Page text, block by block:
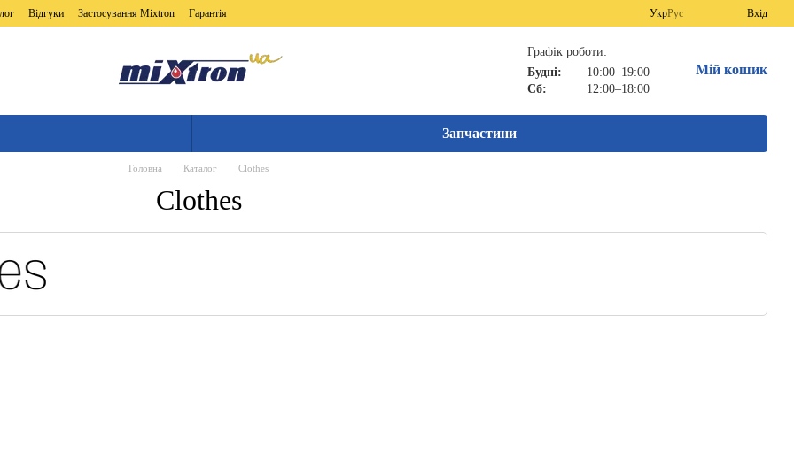
Відгуки Застосування Mixtron Гарантія УкрРус Вхід
Графік роботи:
Будні:
10:00–19:00
Сб:
12:00–18:00
Мій кошик
Запчастини
Головна Каталог Clothes
Clothes